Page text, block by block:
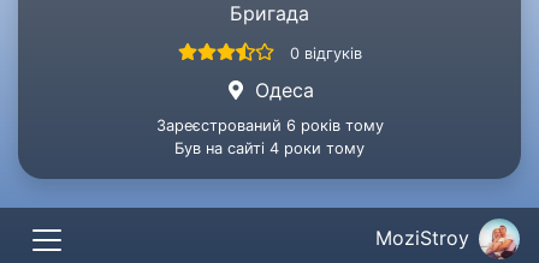
Бригада
0 відгуків
Одеса
Зареєстрований 6 років тому
Був на сайті 4 роки тому
MoziStroy